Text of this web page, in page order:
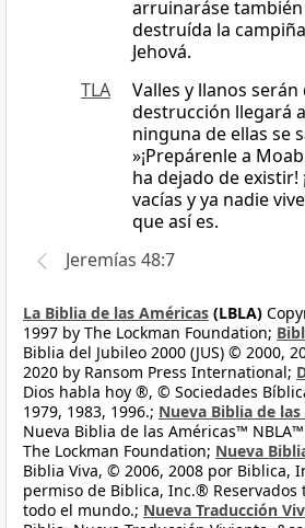
arruinaráse también
destruída la
Jehová.
TLA
Valles y llanos
destrucción llegará
ninguna de ellas se
»¡Prepárenle a
ha dejado de existir!
vacías y ya nadie
que así es.
Jeremías 48:7
La Biblia de las Américas (LBLA)
1997 by The Lockman Foundation;
Biblia del Jubileo 2000 (JUS) © 2000,
2020 by Ransom Press International;
Dios habla hoy ®, © Sociedades
1979, 1983, 1996.; Nueva Biblia de
Nueva Biblia de las Américas™
The Lockman Foundation; Nueva
Biblia Viva, © 2006, 2008 por Biblica,
permiso de Biblica, Inc.® Reservados
todo el mundo.; Nueva Traducción